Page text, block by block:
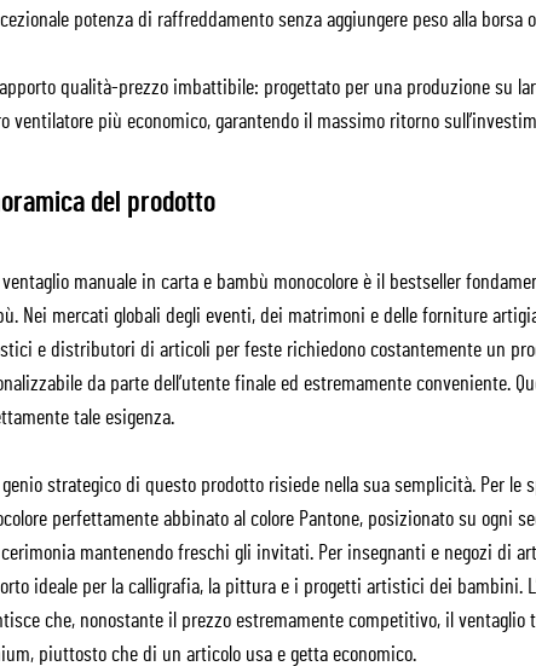
potenza di raffreddamento senza aggiungere peso alla borsa
qualità-prezzo imbattibile: progettato per una produzione su
ventilatore più economico, garantendo il massimo ritorno
del prodotto
manuale in carta e bambù monocolore è il bestseller
Nei mercati globali degli eventi, dei matrimoni e delle forniture
e distributori di articoli per feste richiedono costantemente un
da parte dell’utente finale ed estremamente conveniente.
tale esigenza.
strategico di questo prodotto risiede nella sua semplicità. Per le
perfettamente abbinato al colore Pantone, posizionato su ogni
mantenendo freschi gli invitati. Per insegnanti e negozi di
ideale per la calligrafia, la pittura e i progetti artistici dei bambini.
che, nonostante il prezzo estremamente competitivo, il
piuttosto che di un articolo usa e getta economico.